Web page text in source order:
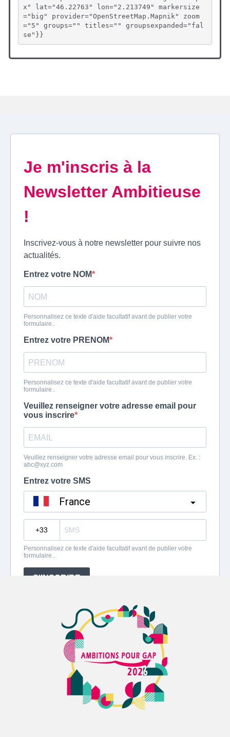
x" lat="46.22763" lon="2.213749" markersize
="big" provider="OpenStreetMap.Mapnik" zoom
="5" groups="" titles="" groupsexpanded="fal
se"}}